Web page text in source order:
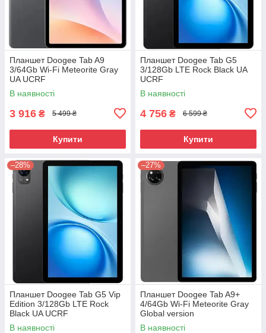
Планшет Doogee Tab A9
3/64Gb Wi-Fi Meteorite Gray
UA UCRF
В наявності
3 916 ₴ 5 499 ₴
Купити
Планшет Doogee Tab G5
3/128Gb LTE Rock Black UA
UCRF
В наявності
4 756 ₴ 6 599 ₴
Купити
–28%
Планшет Doogee Tab G5 Vip
Edition 3/128Gb LTE Rock
Black UA UCRF
В наявності
–27%
Планшет Doogee Tab A9+
4/64Gb Wi-Fi Meteorite Gray
Global version
В наявності